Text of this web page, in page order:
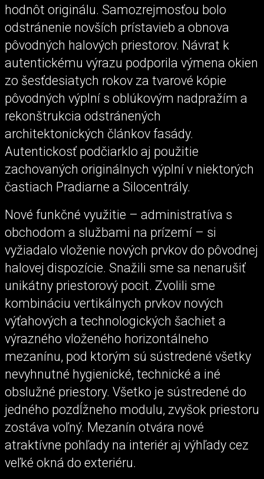
hodnôt originálu. Samozrejmosťou bolo
odstránenie novších prístavieb a obnova
pôvodných halových priestorov. Návrat k
autentickému výrazu podporila výmena okien
zo šesťdesiatych rokov za tvarové kópie
pôvodných výplní s oblúkovým nadpražím a
rekonštrukcia odstránených
architektonických článkov fasády.
Autentickosť podčiarklo aj použitie
zachovaných originálnych výplní v niektorých
častiach Pradiarne a Silocentrály.
Nové funkčné využitie – administratíva s
obchodom a službami na prízemí – si
vyžiadalo vloženie nových prvkov do pôvodnej
halovej dispozície. Snažili sme sa nenarušiť
unikátny priestorový pocit. Zvolili sme
kombináciu vertikálnych prvkov nových
výťahových a technologických šachiet a
výrazného vloženého horizontálneho
mezanínu, pod ktorým sú sústredené všetky
nevyhnutné hygienické, technické a iné
obslužné priestory. Všetko je sústredené do
jedného pozdĺžneho modulu, zvyšok priestoru
zostáva voľný. Mezanín otvára nové
atraktívne pohľady na interiér aj výhľady cez
veľké okná do exteriéru.